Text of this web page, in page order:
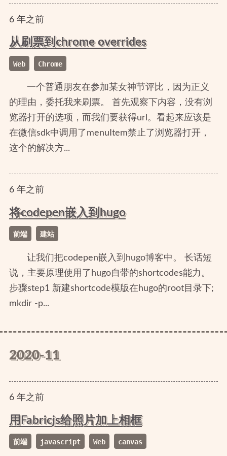
6年之前
从刷票到chrome overrides
Web Chrome
一个普通朋友在参加某女神节评比，因为正义
的理由，委托我来刷票。 首先观察下内容，没有浏
览器打开的选项，而我们要获得url。看起来应该是
在微信sdk中调用了menuItem禁止了浏览器打开，
这个的解决方...
6年之前
将codepen嵌入到hugo
前端 建站
让我们把codepen嵌入到hugo博客中。 长话短
说，主要原理使用了hugo自带的shortcodes能力。
步骤step1 新建shortcode模版在hugo的root目录下;
mkdir -p...
2020-11
6年之前
用Fabricjs给照片加上相框
前端 javascript Web canvas